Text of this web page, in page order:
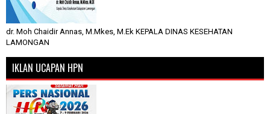
dr. Moh Chaidir Annas, M.Mkes, M.Ek KEPALA DINAS KESEHATAN
LAMONGAN
IKLAN UCAPAN HPN